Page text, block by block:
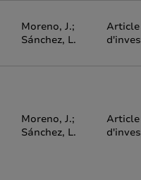
Moreno, J.;
Sánchez, L.
Article
Moreno, J.;
Sánchez, L.
Article